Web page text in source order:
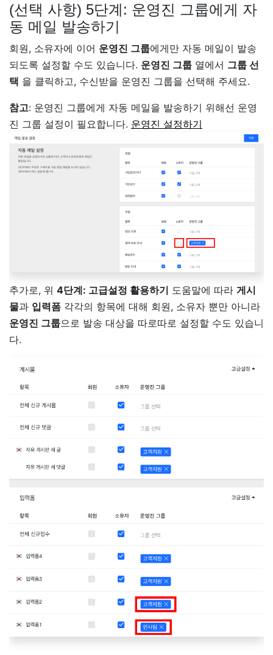
(선택 사항) 5단계: 운영진 그룹에게 자
동 메일 발송하기
회원, 소유자에 이어 운영진 그룹에게만 자동 메일이 발송
되도록 설정할 수도 있습니다. 운영진 그룹 열에서 그룹 선
택 을 클릭하고, 수신받을 운영진 그룹을 선택해 주세요.
참고: 운영진 그룹에게 자동 메일을 발송하기 위해선 운영
진 그룹 설정이 필요합니다. 운영진 설정하기
추가로, 위 4단계: 고급설정 활용하기 도움말에 따라 게시
물과 입력폼 각각의 항목에 대해 회원, 소유자 뿐만 아니라
운영진 그룹으로 발송 대상을 따로따로 설정할 수도 있습니
다.